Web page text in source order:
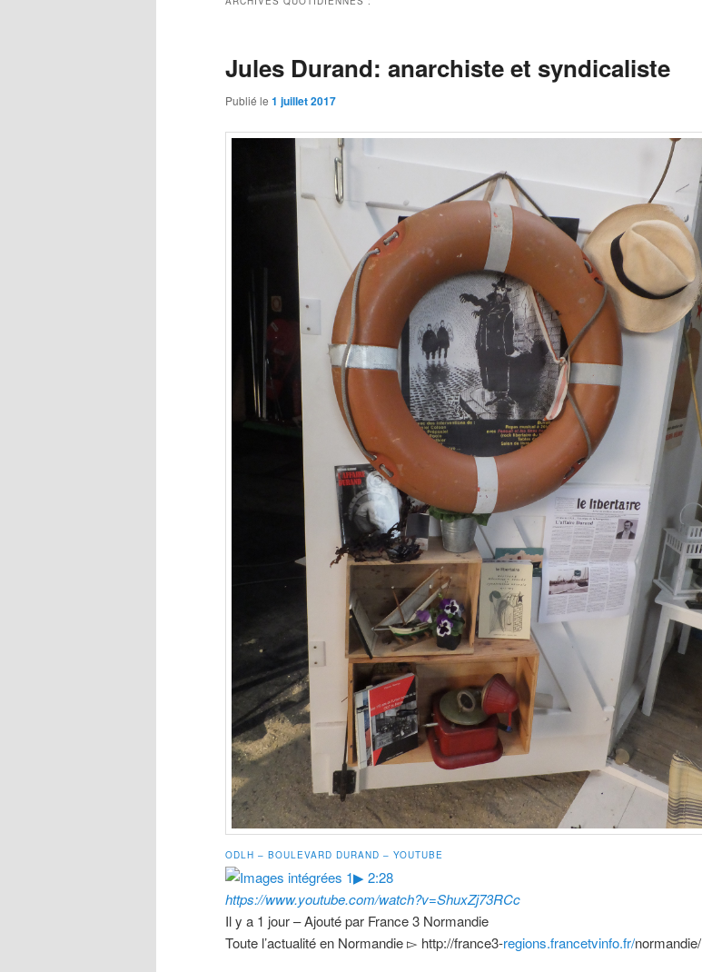
Jules Durand: anarchiste et syndicaliste
Publié le 1 juillet 2017
ODLH – BOULEVARD DURAND – YOUTUBE
▶ 2:28
https://www.youtube.com/watch?v=ShuxZj73RCc
Il y a 1 jour – Ajouté par France 3 Normandie
Toute l’actualité en Normandie ▻ http://france3-regions.francetvinfo.fr/normandie/